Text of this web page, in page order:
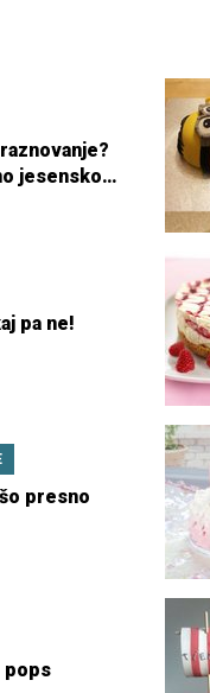
jesensko
pa ne!
presno
pops